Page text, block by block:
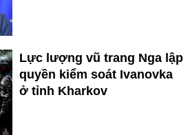
Lực lượng vũ trang Nga lập
quyền kiểm soát Ivanovka
ở tỉnh Kharkov